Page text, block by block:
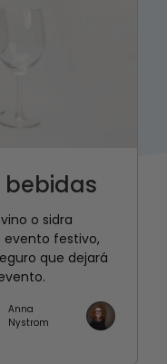
o sidra
festivo,
que dejará
Anna
Nystrom